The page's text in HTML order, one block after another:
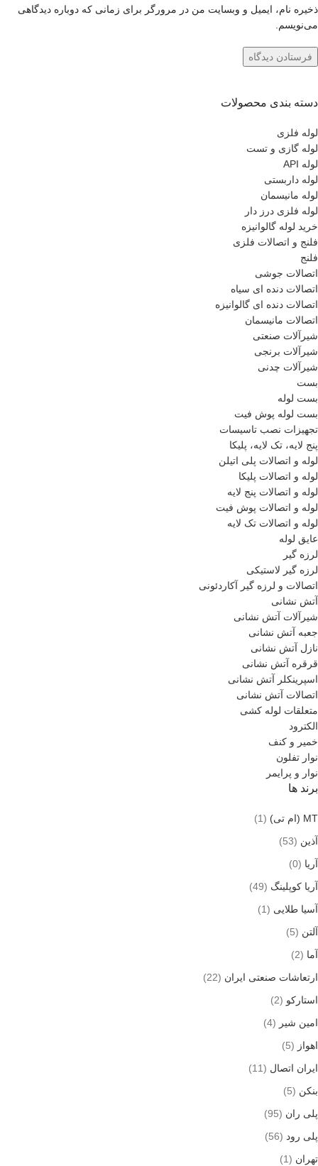
ذخیره نام، ایمیل و وبسایت من در مرورگر برای زمانی که دوباره دیدگاهی
می‌نویسم.
دسته بندی محصولات
لوله فلزی
لوله گازی و تست
لوله API
لوله داربستی
لوله مانیسمان
لوله فلزی درز دار
خرید لوله گالوانیزه
فلنج و اتصالات فلزی
فلنج
اتصالات جوشی
اتصالات دنده ای سیاه
اتصالات دنده ای گالوانیزه
اتصالات مانیسمان
شیرآلات صنعتی
شیرآلات برنجی
شیرآلات چدنی
بست
بست لوله
بست لوله پوش فیت
تجهیزات نصب تاسیسات
پنج لایه، تک لایه، پلیکا
لوله و اتصالات پلی اتیلن
لوله و اتصالات پلیکا
لوله و اتصالات پنج لایه
لوله و اتصالات پوش فیت
لوله و اتصالات تک لایه
عایق لوله
لرزه گیر
لرزه گیر لاستیکی
اتصالات و لرزه گیر آکاردئونی
آتش نشانی
شیرآلات آتش نشانی
جعبه آتش نشانی
نازل آتش نشانی
قرقره آتش نشانی
اسپرینکلر آتش نشانی
اتصالات آتش نشانی
متعلقات لوله کشی
الکترود
خمیر و کنف
نوار تفلون
نوار و پرایمر
برند ها
MT (ام تی)
(1)
آذین (53)
آریا (0)
آریا کوپلینگ (49)
آسیا طلایی (1)
آلتن (5)
آما (2)
ارتعاشات صنعتی ایران (22)
استارکو (2)
امین شیر (4)
اهواز (5)
ایران اتصال (11)
بنکن (5)
پلی ران (95)
پلی رود (56)
تهران (1)